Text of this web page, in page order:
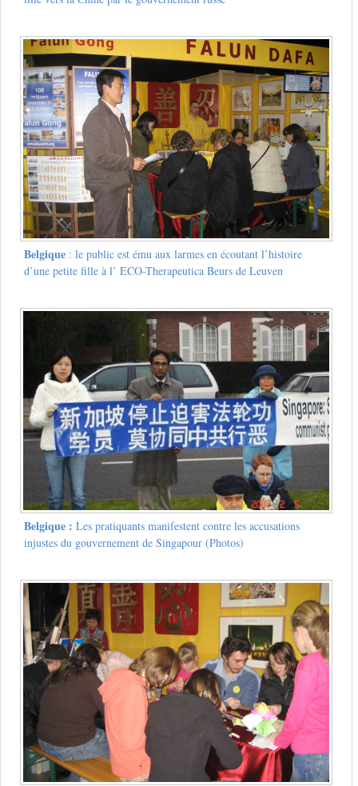
Belgique: le public est ému aux larmes en écoutant l’histoire
d’une petite fille à l’ ECO-Therapeutica Beurs de Leuven
Belgique : Les pratiquants manifestent contre les accusations
injustes du gouvernement de Singapour (Photos)